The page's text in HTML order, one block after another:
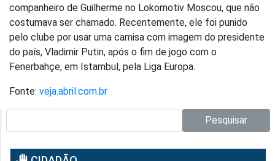
companheiro de Guilherme no Lokomotiv Moscou, que não
costumava ser chamado. Recentemente, ele foi punido
pelo clube por usar uma camisa com imagem do presidente
do país, Vladimir Putin, após o fim de jogo com o
Fenerbahçe, em Istambul, pela Liga Europa.
Fonte: veja.abril.com.br
Pesquisar